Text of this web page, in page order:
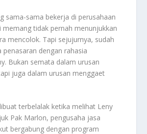
sama-sama bekerja di perusahaan
memang tidak pernah menunjukkan
mencolok. Tapi sejujurnya, sudah
penasaran dengan rahasia
Bukan semata dalam urusan
juga dalam urusan menggaet
terbelalak ketika melihat Leny
Pak Marlon, pengusaha jasa
bergabung dengan program